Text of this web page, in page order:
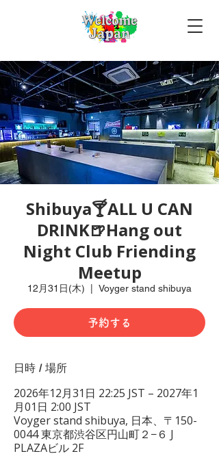
Shibuya🍸ALL U CAN
DRINK🍺Hang out
Night Club Friending
Meetup
12月31日(木) Voyger stand shibuya
予約する
日時 / 場所
2026年12月31日 22:25 JST – 2027年1
月01日 2:00 JST
Voyger stand shibuya, 日本、〒150-
0044 東京都渋谷区円山町２−６ J
PLAZAビル 2F